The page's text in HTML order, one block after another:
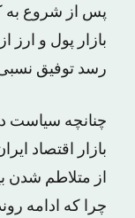
پس از شروع به
بازار پول و
رسد توفیق
چنانچه سیاست
بازار اقتصاد
از متلاطم شدن
چرا که ادامه